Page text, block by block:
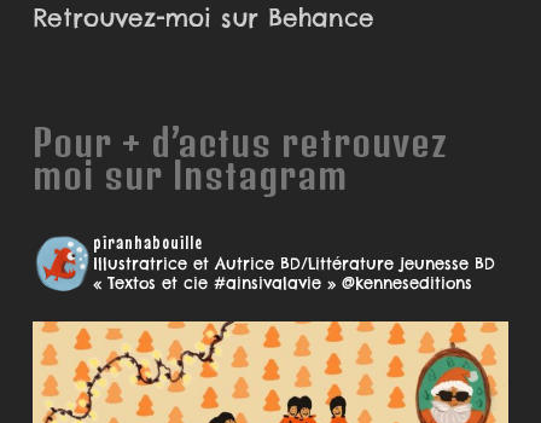
Retrouvez-moi sur Behance
Pour + d’actus retrouvez
moi sur Instagram
piranhabouille
Illustratrice et Autrice BD/Littérature jeunesseBD
« Textos et cie #ainsivalavie » @kenneseditions